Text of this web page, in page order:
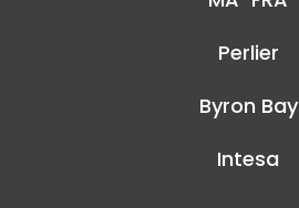
Perlier
Byron Bay
Intesa